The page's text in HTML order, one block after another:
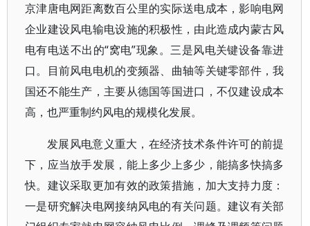
京津唐电网距离数百公里的实际送电成本，影响电网
企业建设风电输电设施的积极性，由此造成内蒙古风
电有电送不出的“窝电”现象。三是风电关键设备靠进
口。目前风电电机的变频器、曲轴等关键零部件，我
国还不能生产，主要从德国等国进口，不仅建设成本
高，也严重制约风电的规模化发展。
发展风电意义重大，在经济技术条件许可的前提
下，应当放手发展，能上多少上多少，能搞多快搞多
快。建议采取更加有效的政策措施，加大支持力度：
一是研究解决电网接纳风电的有关问题。建议有关部